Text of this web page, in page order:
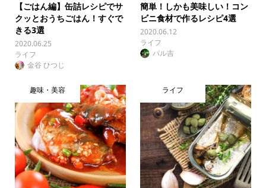
【ごはん編】缶詰レシピでサ
クッとおうちごはん！すぐで
きる3選
2020.06.25
ライフ
金谷 ひつじ
簡単！しかも美味しい！コン
ビニ食材で作るレシピ4選
2020.06.12
ライフ
パル吉
趣味・美容 ライフ